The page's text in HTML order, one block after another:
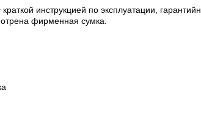
инструкцией по эксплуатации,
фирменная сумка.